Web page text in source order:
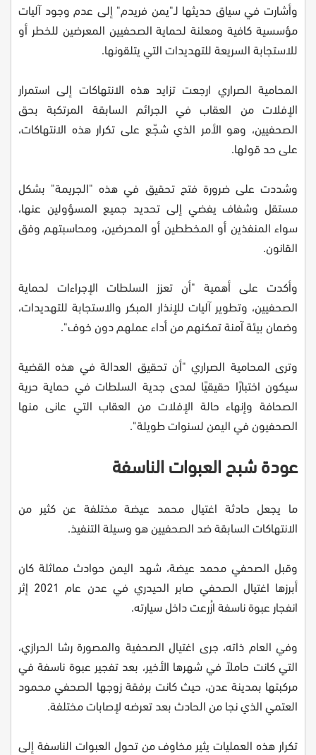
وأشارت في سياق حديثها لـ"يمن فريدم" إلى عدم وجود آليات
مؤسسية كافية ومعلنة لحماية الصحفيين المعرضين للخطر أو
للاستجابة السريعة للتهديدات التي يتلقونها.
المحامية الصراري ارجعت تزايد هذه الانتهاكات إلى استمرار
الإفلات من العقاب في الجرائم السابقة المرتكبة بحق
الصحفيين، وهو الأمر الذي شجّع على تكرار هذه الانتهاكات،
على حد قولها.
وشددت على ضرورة فتح تحقيق في هذه "الجريمة" بشكل
مستقل وشفاف يفضي إلى تحديد جميع المسؤولين عنها،
سواء المنفذين أو المخططين أو المحرضين، ومحاسبتهم وفق
القانون.
وأكدت على أهمية "أن تعزز السلطات الإجراءات لحماية
الصحفيين، وتطوير آليات للإنذار المبكر والاستجابة للتهديدات،
وضمان بيئة آمنة تمكنهم من أداء عملهم دون خوف".
وترى المحامية الصراري "أن تحقيق العدالة في هذه القضية
سيكون اختبارًا حقيقيًا لمدى جدية السلطات في حماية حرية
الصحافة وإنهاء حالة الإفلات من العقاب التي عانى منها
الصحفيون في اليمن لسنوات طويلة".
عودة شبح العبوات الناسفة
ما يجعل حادثة اغتيال محمد عيضة مختلفة عن كثير من
الانتهاكات السابقة ضد الصحفيين هو وسيلة التنفيذ.
وقبل الصحفي محمد عيضة، شهد اليمن حوادث مماثلة كان
أبرزها اغتيال الصحفي صابر الحيدري في عدن عام 2021 إثر
انفجار عبوة ناسفة ازُرعت داخل سيارته.
وفي العام ذاته، جرى اغتيال الصحفية والمصورة رشا الحرازي،
التي كانت حاملاً في شهرها الأخير، بعد تفجير عبوة ناسفة في
مركبتها بمدينة عدن، حيث كانت برفقة زوجها الصحفي محمود
العتمي الذي نجا من الحادث بعد تعرضه لإصابات مختلفة.
تكرار هذه العمليات يثير مخاوف من تحول العبوات الناسفة إلى